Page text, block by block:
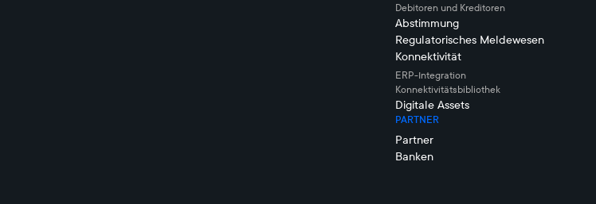
Debitoren und Kreditoren
Abstimmung
Regulatorisches Meldewesen
Konnektivität
ERP-Integration
Konnektivitätsbibliothek
Digitale Assets
PARTNER
Partner
Banken